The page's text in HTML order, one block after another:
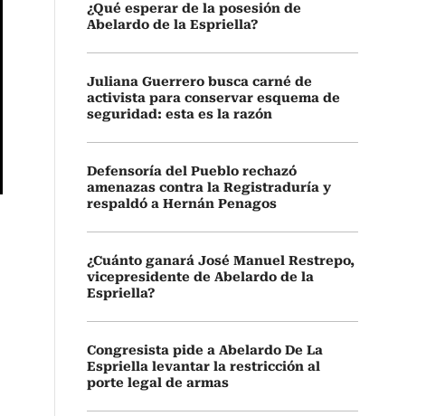
¿Qué esperar de la posesión de
Abelardo de la Espriella?
Juliana Guerrero busca carné de
activista para conservar esquema de
seguridad: esta es la razón
Defensoría del Pueblo rechazó
amenazas contra la Registraduría y
respaldó a Hernán Penagos
¿Cuánto ganará José Manuel Restrepo,
vicepresidente de Abelardo de la
Espriella?
Congresista pide a Abelardo De La
Espriella levantar la restricción al
porte legal de armas